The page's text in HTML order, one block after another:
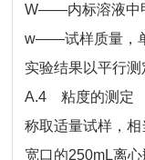
W——内标溶液中
w——试样质量，
实验结果以平行测
A.4 粘度的测定
称取适量试样，
宽口的250mL离